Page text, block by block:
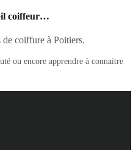
coiffeur…
de coiffure à Poitiers.
ou encore apprendre à connaitre